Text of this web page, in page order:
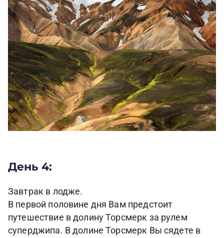
День 4:
Завтрак в лодже.
В первой половине дня Вам предстоит
путешествие в долину Торсмерк за рулем
суперджипа. В долине Торсмерк Вы сядете в